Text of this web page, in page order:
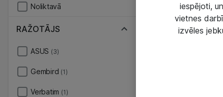
Noliktavā
RAŽOTĀJS
ASUS (3)
Gembird (1)
Verbatim (1)
iespējoti,
vietnes
izvēles